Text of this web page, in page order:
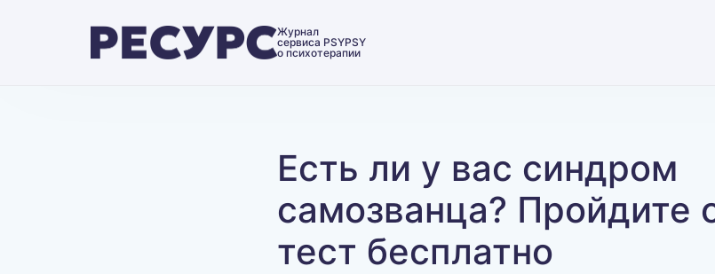
Журнал
сервиса PSYPSY
о психотерапии
Есть ли у вас синдром
самозванца? Пройдите
тест бесплатно